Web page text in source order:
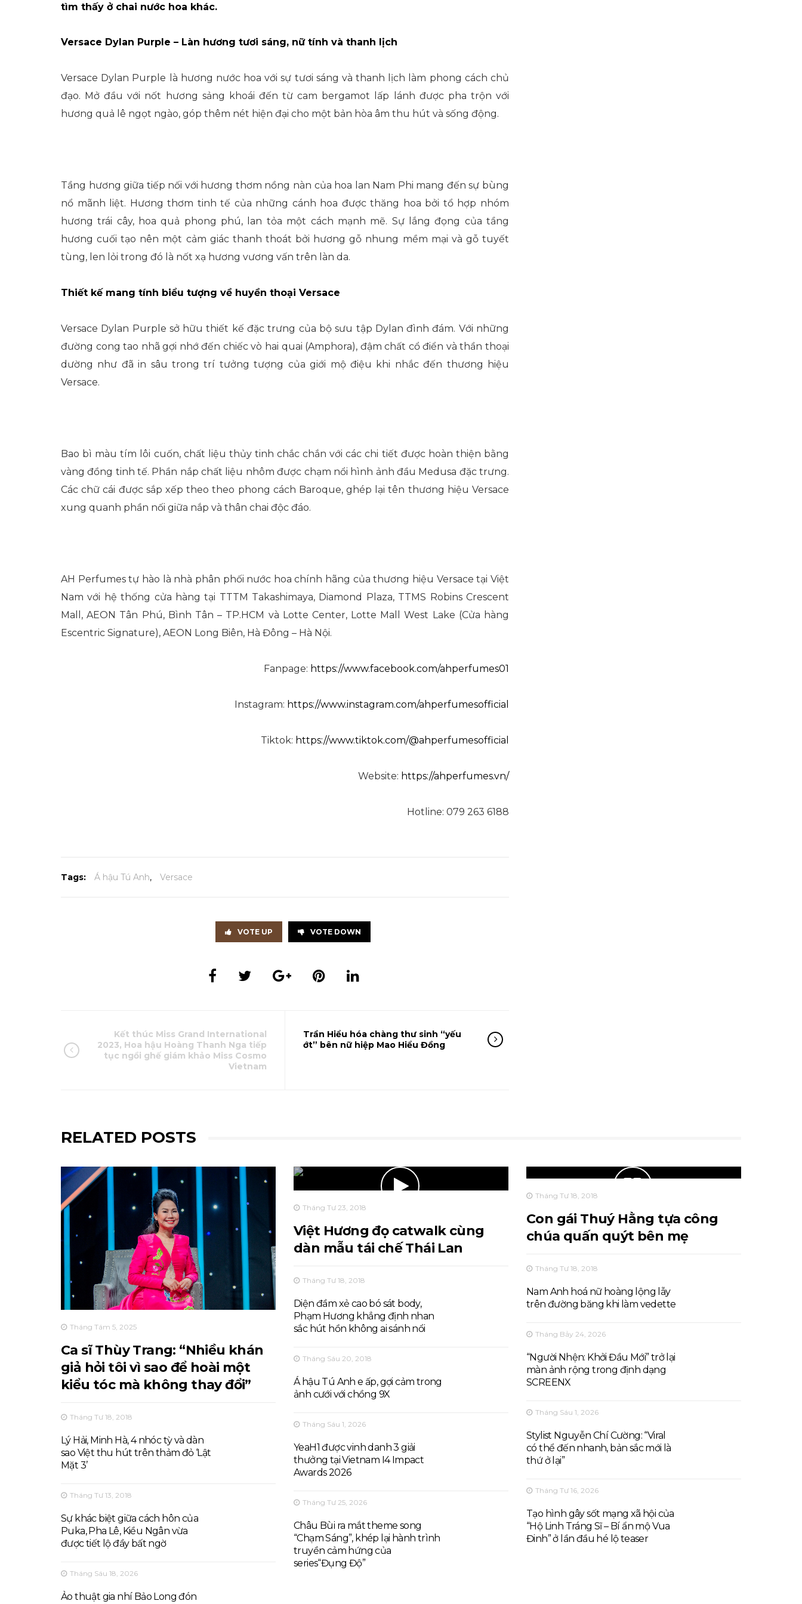
tìm thấy ở chai nước hoa khác.
Versace Dylan Purple – Làn hương tươi sáng, nữ tính và thanh lịch
Versace Dylan Purple là hương nước hoa với sự tươi sáng và thanh lịch làm phong cách chủ
đạo. Mở đầu với nốt hương sảng khoái đến từ cam bergamot lấp lánh được pha trộn với
hương quả lê ngọt ngào, góp thêm nét hiện đại cho một bản hòa âm thu hút và sống động.
Tầng hương giữa tiếp nối với hương thơm nồng nàn của hoa lan Nam Phi mang đến sự bùng
nổ mãnh liệt. Hương thơm tinh tế của những cánh hoa được thăng hoa bởi tổ hợp nhóm
hương trái cây, hoa quả phong phú, lan tỏa một cách mạnh mẽ. Sự lắng đọng của tầng
hương cuối tạo nên một cảm giác thanh thoát bởi hương gỗ nhung mềm mại và gỗ tuyết
tùng, len lỏi trong đó là nốt xạ hương vương vấn trên làn da.
Thiết kế mang tính biểu tượng về huyền thoại Versace
Versace Dylan Purple sở hữu thiết kế đặc trưng của bộ sưu tập Dylan đình đám. Với những
đường cong tao nhã gợi nhớ đến chiếc vò hai quai (Amphora), đậm chất cổ điển và thần thoại
dường như đã in sâu trong trí tưởng tượng của giới mộ điệu khi nhắc đến thương hiệu
Versace.
Bao bì màu tím lôi cuốn, chất liệu thủy tinh chắc chắn với các chi tiết được hoàn thiện bằng
vàng đồng tinh tế. Phần nắp chất liệu nhôm được chạm nổi hình ảnh đầu Medusa đặc trưng.
Các chữ cái được sắp xếp theo theo phong cách Baroque, ghép lại tên thương hiệu Versace
xung quanh phần nối giữa nắp và thân chai độc đáo.
AH Perfumes tự hào là nhà phân phối nước hoa chính hãng của thương hiệu Versace tại Việt
Nam với hệ thống cửa hàng tại TTTM Takashimaya, Diamond Plaza, TTMS Robins Crescent
Mall, AEON Tân Phú, Bình Tân – TP.HCM và Lotte Center, Lotte Mall West Lake (Cửa hàng
Escentric Signature), AEON Long Biên, Hà Đông – Hà Nội.
Fanpage: https://www.facebook.com/ahperfumes01
Instagram: https://www.instagram.com/ahperfumesofficial
Tiktok: https://www.tiktok.com/@ahperfumesofficial
Website: https://ahperfumes.vn/
Hotline: 079 263 6188
Tags: Á hậu Tú Anh, Versace
VOTE UP VOTE DOWN
Kết thúc Miss Grand International
2023, Hoa hậu Hoàng Thanh Nga tiếp
tục ngồi ghế giám khảo Miss Cosmo
Vietnam
Trần Hiểu hóa chàng thư sinh “yếu
ớt” bên nữ hiệp Mao Hiểu Đồng
RELATED POSTS
Tháng Tám 5, 2025
Ca sĩ Thùy Trang: “Nhiều khán
giả hỏi tôi vì sao để hoài một
kiểu tóc mà không thay đổi”
Tháng Tư 18, 2018
Lý Hải, Minh Hà, 4 nhóc tỳ và dàn
sao Việt thu hút trên thảm đỏ ‘Lật
Mặt 3’
Tháng Tư 13, 2018
Sự khác biệt giữa cách hôn của
Puka, Pha Lê, Kiều Ngân vừa
được tiết lộ đầy bất ngờ
Tháng Sáu 18, 2026
Ảo thuật gia nhí Bảo Long đón
Tháng Tư 23, 2018
Việt Hương đọ catwalk cùng
dàn mẫu tái chế Thái Lan
Tháng Tư 18, 2018
Diện đầm xẻ cao bó sát body,
Phạm Hương khẳng định nhan
sắc hút hồn không ai sánh nổi
Tháng Sáu 20, 2018
Á hậu Tú Anh e ấp, gợi cảm trong
ảnh cưới với chồng 9X
Tháng Sáu 1, 2026
YeaH1 được vinh danh 3 giải
thưởng tại Vietnam I4 Impact
Awards 2026
Tháng Tư 25, 2026
Châu Bùi ra mắt theme song
“Chạm Sáng”, khép lại hành trình
truyền cảm hứng của
series“Đụng Độ”
Tháng Tư 18, 2018
Con gái Thuý Hằng tựa công
chúa quấn quýt bên mẹ
Tháng Tư 18, 2018
Nam Anh hoá nữ hoàng lộng lẫy
trên đường băng khi làm vedette
Tháng Bảy 24, 2026
“Người Nhện: Khởi Đầu Mới” trở lại
màn ảnh rộng trong định dạng
SCREENX
Tháng Sáu 1, 2026
Stylist Nguyễn Chí Cường: “Viral
có thể đến nhanh, bản sắc mới là
thứ ở lại”
Tháng Tư 16, 2026
Tạo hình gây sốt mạng xã hội của
“Hộ Linh Tráng Sĩ – Bí ẩn mộ Vua
Đinh” ở lần đầu hé lộ teaser